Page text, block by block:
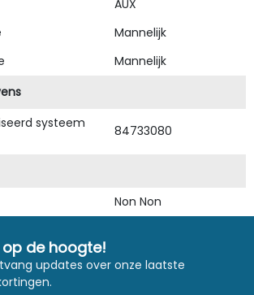
AUX
Mannelijk
Mannelijk
systeem
84733080
Non Non
de hoogte!
updates over onze laatste